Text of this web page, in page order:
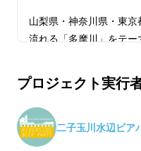
山梨県・神奈川県・東京
流れる「多摩川」をテー
とコラボレーションした
シャツです。
襟元の丈夫なTシャツに
辺とビールをあしらいま
プロジェクト実行
二子玉川水辺ビア